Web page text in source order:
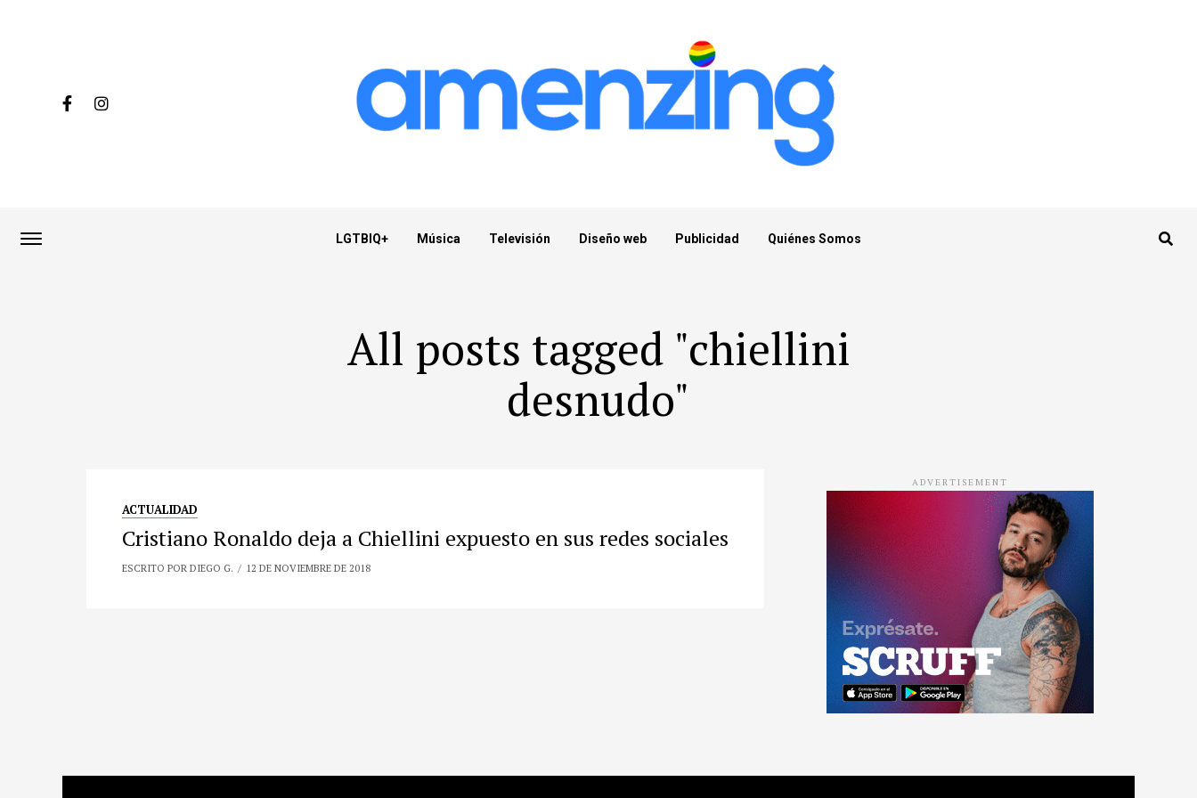
LGTBIQ+ Música Televisión Diseño web Publicidad Quiénes Somos
All posts tagged "chiellini
desnudo"
ACTUALIDAD
Cristiano Ronaldo deja a Chiellini expuesto en sus redes sociales
ESCRITO POR DIEGO G. 12 DE NOVIEMBRE DE 2018
ADVERTISEMENT